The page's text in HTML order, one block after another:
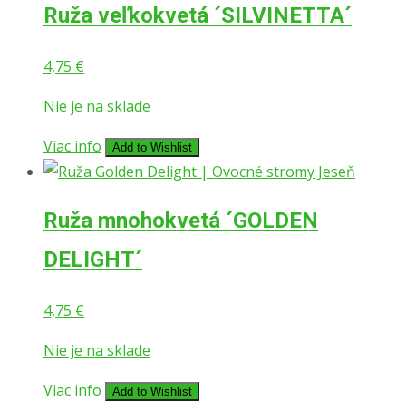
Ruža veľkokvetá ´SILVINETTA´
4,75 €
Nie je na sklade
Viac info
Add to Wishlist
Ruža mnohokvetá ´GOLDEN
DELIGHT´
4,75 €
Nie je na sklade
Viac info
Add to Wishlist